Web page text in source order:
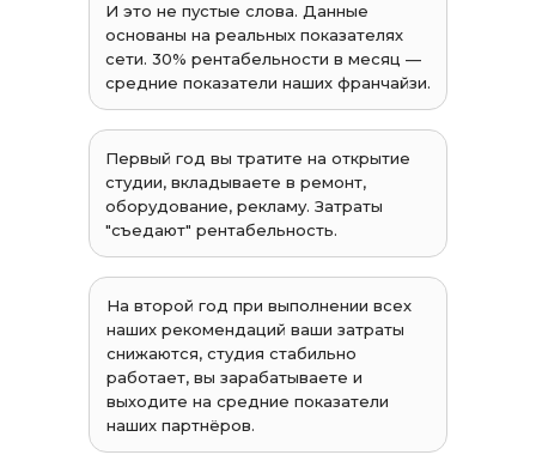
И это не пустые слова. Данные
основаны на реальных показателях
сети. 30% рентабельности в месяц —
средние показатели наших франчайзи.
Первый год вы тратите на открытие
студии, вкладываете в ремонт,
оборудование, рекламу. Затраты
"съедают" рентабельность.
На второй год при выполнении всех
наших рекомендаций ваши затраты
снижаются, студия стабильно
работает, вы зарабатываете и
выходите на средние показатели
наших партнёров.